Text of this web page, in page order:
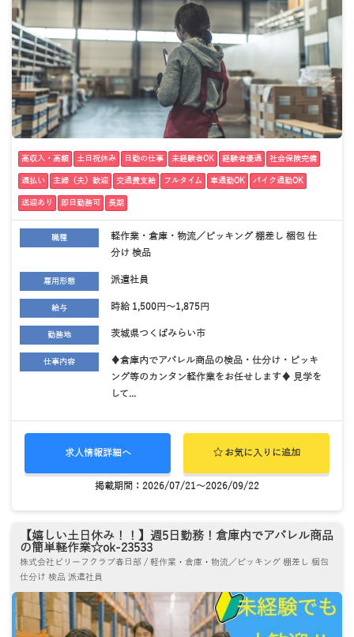
高収入・高額 土日祝休み 日勤の仕事 未経験者OK 経験者優遇 社会保険完備
週払い 主婦（夫）歓迎 交通費支給 フルタイム 車通勤OK バイク通勤OK
送迎あり 即日勤務可 長期
職種
軽作業・倉庫・物流／ピッキング 棚差し 梱包 仕
分け 検品
雇用形態 派遣社員
給与 時給 1,500円～1,875円
勤務地 茨城県つくばみらい市
仕事内容
♦倉庫内でアパレル商品の検品・仕分け・ピッキ
ング等のカンタン軽作業をお任せします♦ 見学を
して...
求人情報詳細へ お気に入りに追加
掲載期間：2026/07/21～2026/09/22
【嬉しい土日休み！！】週5日勤務！倉庫内でアパレル商品
の簡単軽作業☆ok-23533
株式会社ビリーフクラブ春日部 / 軽作業・倉庫・物流／ピッキング 棚差し 梱包
仕分け 検品 派遣社員